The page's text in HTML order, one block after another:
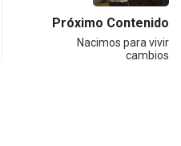
Próximo Contenido
Nacimos para vivir
cambios